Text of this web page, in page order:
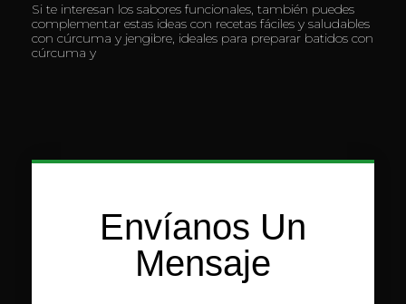
Si te interesan los sabores funcionales, también puedes
complementar estas ideas con recetas fáciles y saludables
con cúrcuma y jengibre, ideales para preparar batidos con
cúrcuma y
Envíanos Un
Mensaje